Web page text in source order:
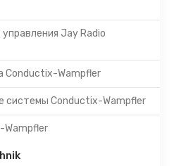
Jay Radio
Conductix-Wampfler
системы Conductix-Wampfler